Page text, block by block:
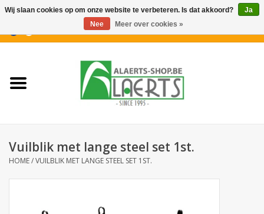
Nieuwigheden
Koffiekoekjes
Vuilblik met lange steel set 1st.
HOME/VUILBLIK MET LANGE STEEL SET 1ST.
Wij slaan cookies op om onze website te verbeteren. Is dat akkoord?
Ja
Nee
Meer over cookies »